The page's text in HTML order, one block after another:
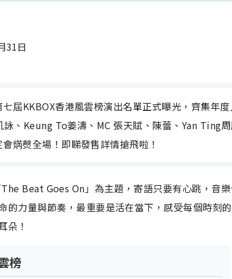
31日
屆KKBOX香港風雲榜演出名單正式曝光，齊集年
詠、Keung To姜濤、MC 張天賦、陳蕾、Yan Ting
焫㷫全場！即睇發售詳情搶飛啦！
The Beat Goes On」為主題，寄語只要有心跳，音
的力量與節奏，最重要是活在當下，感受每個時刻
朵！
榜